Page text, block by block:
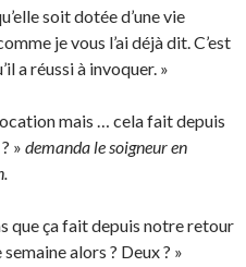
soit dotée d’une vie
je vous l’ai déjà dit. C’est
a réussi à invoquer. »
mais … cela fait depuis
» demanda le soigneur en
que ça fait depuis notre retour
alors ? Deux ? »